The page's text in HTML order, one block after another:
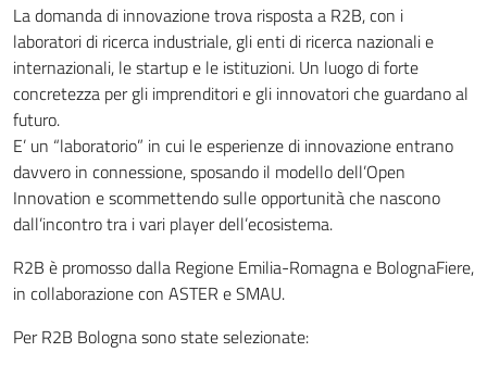
La domanda di innovazione trova risposta a R2B, con i
laboratori di ricerca industriale, gli enti di ricerca nazionali e
internazionali, le startup e le istituzioni. Un luogo di forte
concretezza per gli imprenditori e gli innovatori che guardano al
futuro.
E’ un “laboratorio” in cui le esperienze di innovazione entrano
davvero in connessione, sposando il modello dell’Open
Innovation e scommettendo sulle opportunità che nascono
dall’incontro tra i vari player dell’ecosistema.
R2B è promosso dalla Regione Emilia-Romagna e BolognaFiere,
in collaborazione con ASTER e SMAU.
Per R2B Bologna sono state selezionate: